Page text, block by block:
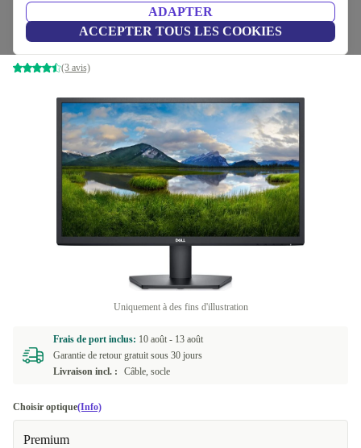
ADAPTER
ACCEPTER TOUS LES COOKIES
Dell SE2422H | 23.8"
pied inclus | Noir
(3 avis)
80,00 €
Uniquement à des fins d'illustration
Frais de port inclus: 10 août - 13 août
Garantie de retour gratuit sous 30 jours
Livraison incl. :
Câble, socle
Choisir optique(Info)
Premium